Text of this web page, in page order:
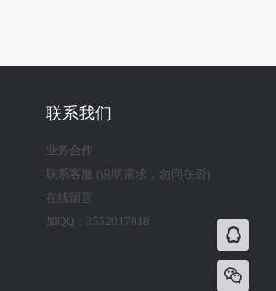
联系我们
业务合作
联系客服 (说明需求，勿问在否)
在线留言
加QQ：3552017018